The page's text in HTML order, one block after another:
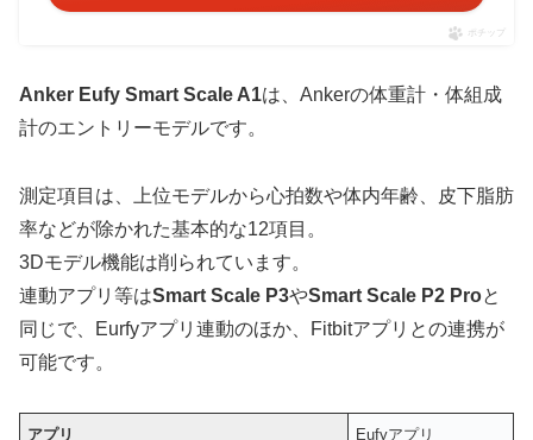
ポチップ
Anker Eufy Smart Scale A1は、Ankerの体重計・体組成
計のエントリーモデルです。
測定項目は、上位モデルから心拍数や体内年齢、皮下脂肪
率などが除かれた基本的な12項目。
3Dモデル機能は削られています。
連動アプリ等はSmart Scale P3やSmart Scale P2 Proと
同じで、Eurfyアプリ連動のほか、Fitbitアプリとの連携が
可能です。
アプリ Eufyアプリ